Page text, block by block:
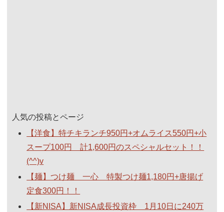
人気の投稿とページ
【洋食】特チキランチ950円+オムライス550円+小
スープ100円 計1,600円のスペシャルセット！！
(^^)v
【麺】つけ麺 一心 特製つけ麺1,180円+唐揚げ
定食300円！！
【新NISA】新NISA成長投資枠 1月10日に240万